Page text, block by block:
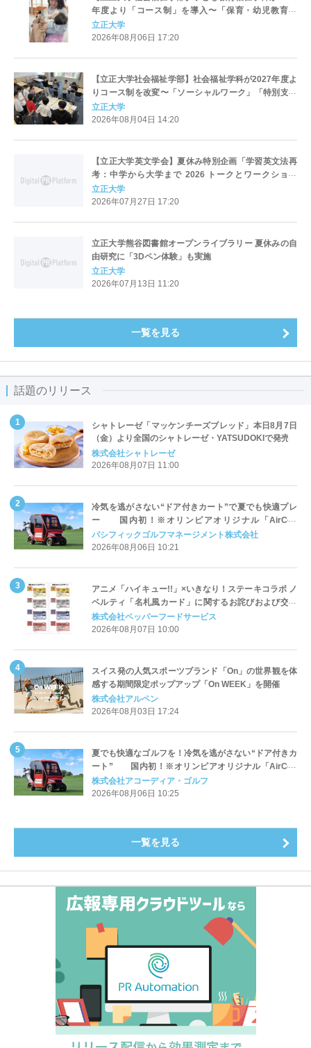
年度より「コース制」を導入〜「保育・幼児教育」
「初等教育」「子ども心理」の3コースを新設し、目指
すキャリアと学びを明確化〜
立正大学
2026年08月06日 17:20
【立正大学社会福祉学部】社会福祉学科が2027年度よ
りコース制を改変〜「ソーシャルワーク」「特別支援
教育」「社会デザイン」の3コースへ再編、目指すキャ
リアと学びを明確化〜
立正大学
2026年08月04日 14:20
【立正大学英文学会】夏休み特別企画「学習英文法再
考：中学から大学まで 2026 トークとワークショッ
プ」を8月17日（月）に開催
立正大学
2026年07月27日 17:20
立正大学熊谷図書館オープンライブラリー 夏休みの自
由研究に「3Dペン体験」も実施
立正大学
2026年07月13日 11:20
一覧を見る
話題のリリース
シャトレーゼ「マッケンチーズブレッド」本日8月7日
（金）より全国のシャトレーゼ・YATSUDOKIで発売
株式会社シャトレーゼ
2026年08月07日 11:00
冷気を逃がさない“ドア付きカート”で夏でも快適プレ
ー 国内初！※オリンピアオリジナル「AirCon
Cart（エアコンカート）」導入 | ＰＧＭ
パシフィックゴルフマネージメント株式会社
2026年08月06日 10:21
アニメ「ハイキュー!!」×いきなり！ステーキコラボ ノ
ベルティ「名札風カード」に関するお詫びおよび交換
対応についてのご案内
株式会社ペッパーフードサービス
2026年08月07日 10:00
スイス発の人気スポーツブランド「On」の世界観を体
感する期間限定ポップアップ「On WEEK」を開催
株式会社アルペン
2026年08月03日 17:24
夏でも快適なゴルフを！冷気を逃がさない“ドア付きカ
ート” 国内初！※オリンピアオリジナル「AirCon
Cart（エアコンカート）」導入 | アコーディア・ゴ
ルフ
株式会社アコーディア・ゴルフ
2026年08月06日 10:25
一覧を見る